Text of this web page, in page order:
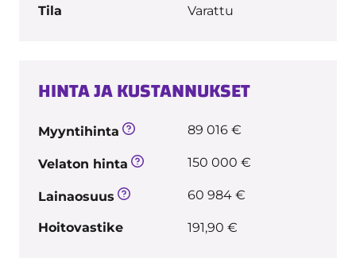
Tila
Varattu
HINTA JA KUSTANNUKSET
Myyntihinta 89 016 €
Velaton hinta 150 000 €
Lainaosuus 60 984 €
Hoitovastike 191,90 €